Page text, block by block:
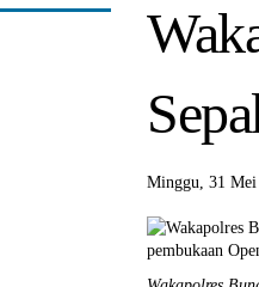
Minggu, 31